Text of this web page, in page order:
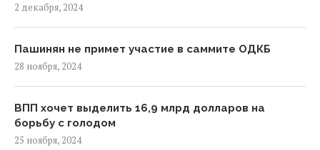
2 декабря, 2024
Пашинян не примет участие в саммите ОДКБ
28 ноября, 2024
ВПП хочет выделить 16,9 млрд долларов на
борьбу с голодом
25 ноября, 2024